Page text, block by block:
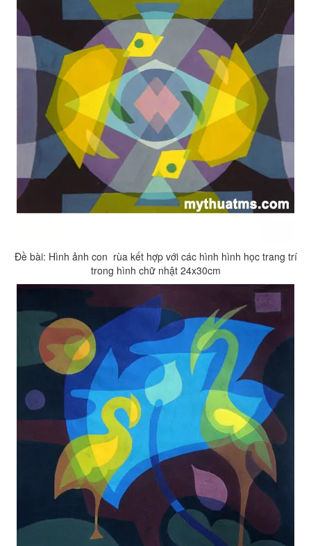
Đề bài: Hình ảnh con rùa kết hợp với các hình hình học trang trí
trong hình chữ nhật 24x30cm